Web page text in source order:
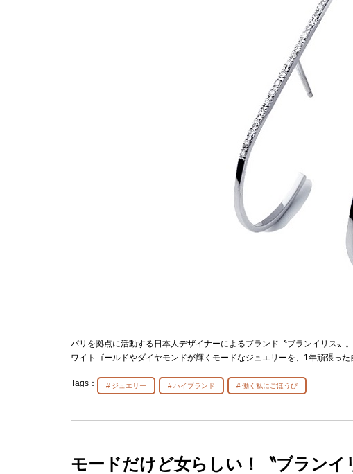
パリを拠点に活動する日本人デザイナーによるブランド〝ブランイリス
ワイトゴールドやダイヤモンドが輝くモードなジュエリーを、1年頑張った
Tags： ジュエリー ハイブランド 働く私にごほうび
モードだけど女らしい！〝ブラン